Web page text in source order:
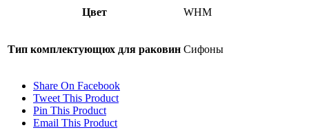
Цвет WHM
Тип комплектующюх для раковин Сифоны
Share On Facebook
Tweet This Product
Pin This Product
Email This Product